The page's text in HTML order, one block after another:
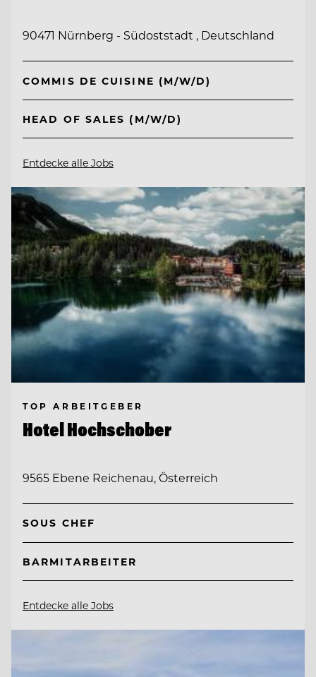
90471 Nürnberg - Südoststadt , Deutschland
COMMIS DE CUISINE (M/W/D)
HEAD OF SALES (M/W/D)
Entdecke alle Jobs
TOP ARBEITGEBER
Hotel Hochschober
9565 Ebene Reichenau, Österreich
SOUS CHEF
BARMITARBEITER
Entdecke alle Jobs